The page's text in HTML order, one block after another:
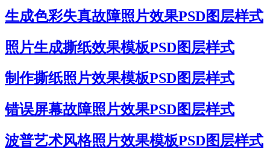
生成色彩失真故障照片效果PSD图层样式
照片生成撕纸效果模板PSD图层样式
制作撕纸照片效果模板PSD图层样式
错误屏幕故障照片效果PSD图层样式
波普艺术风格照片效果模板PSD图层样式